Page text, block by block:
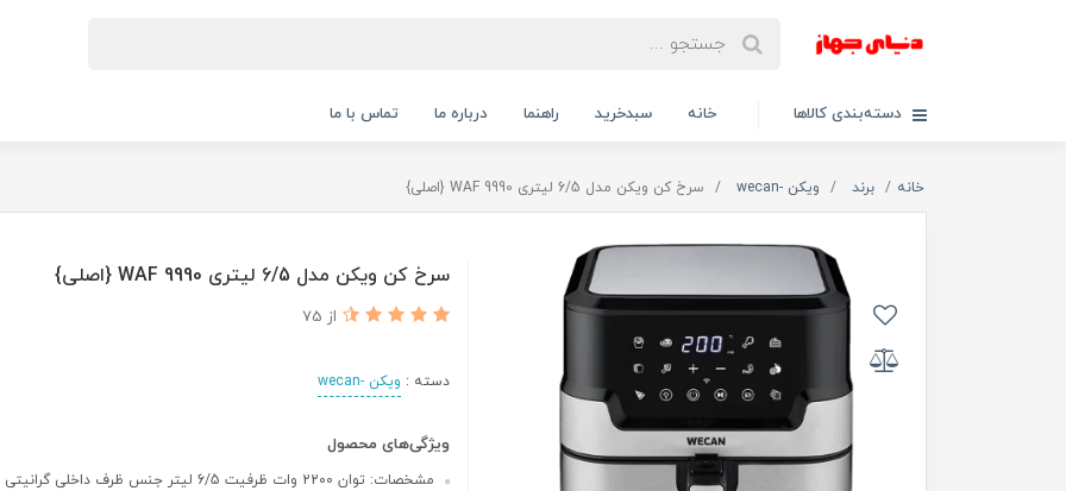
دسته‌بندی کالاها خانه سبدخرید راهنما درباره ما تماس با ما
خانه برند ویکن -wecan سرخ کن ویکن مدل 6/5 لیتری WAF 9990 {اصلی}
سرخ کن ویکن مدل 6/5 لیتری WAF 9990 {اصلی}
از 75
دسته : ویکن -wecan
ویژگی‌های محصول
مشخصات: توان 2200 وات ظرفیت 6/5 لیتر جنس ظرف